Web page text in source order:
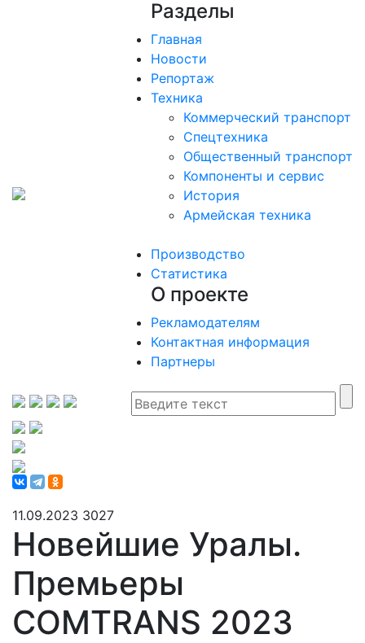
Разделы
Главная
Новости
Репортаж
Техника
Коммерческий транспорт
Спецтехника
Общественный транспорт
Компоненты и сервис
История
Армейская техника
Производство
Статистика
О проекте
Рекламодателям
Контактная информация
Партнеры
11.09.2023 3027
Новейшие Уралы.
Премьеры
COMTRANS 2023